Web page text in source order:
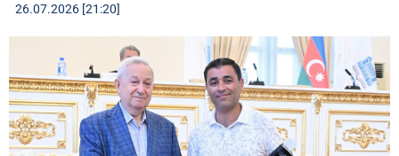
26.07.2026 [21:20]